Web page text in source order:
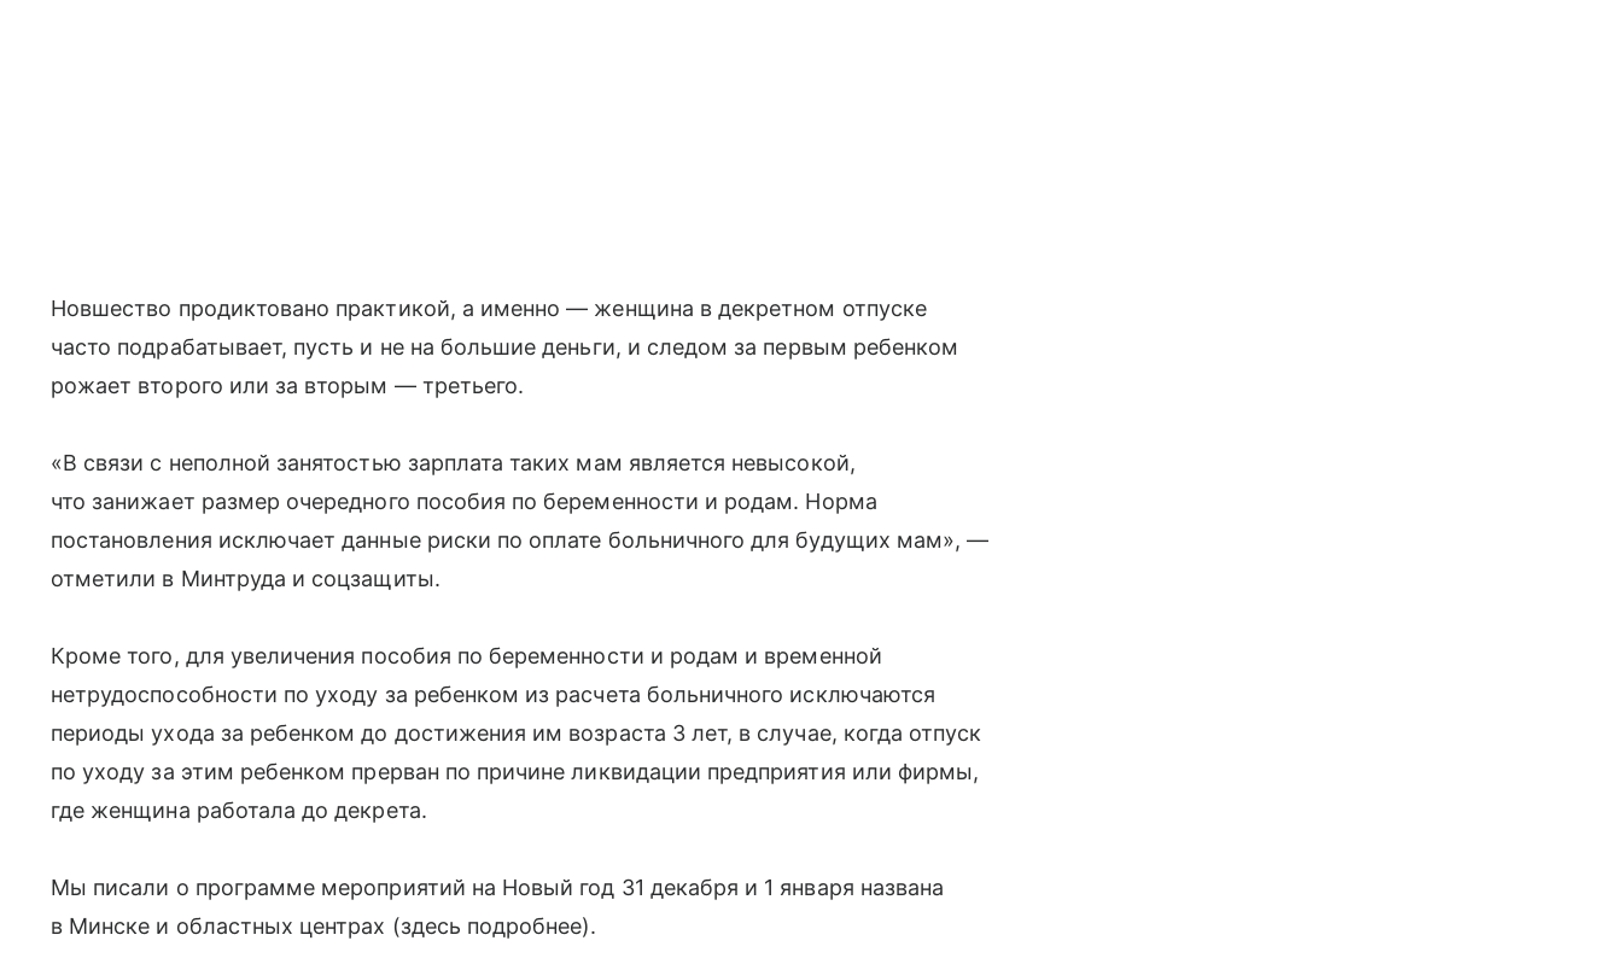
Новшество продиктовано практикой, а именно — женщина в декретном отпуске
часто подрабатывает, пусть и не на большие деньги, и следом за первым ребенком
рожает второго или за вторым — третьего.
«В связи с неполной занятостью зарплата таких мам является невысокой,
что занижает размер очередного пособия по беременности и родам. Норма
постановления исключает данные риски по оплате больничного для будущих мам», —
отметили в Минтруда и соцзащиты.
Кроме того, для увеличения пособия по беременности и родам и временной
нетрудоспособности по уходу за ребенком из расчета больничного исключаются
периоды ухода за ребенком до достижения им возраста 3 лет, в случае, когда отпуск
по уходу за этим ребенком прерван по причине ликвидации предприятия или фирмы,
где женщина работала до декрета.
Мы писали о программе мероприятий на Новый год 31 декабря и 1 января названа
в Минске и областных центрах (здесь подробнее).